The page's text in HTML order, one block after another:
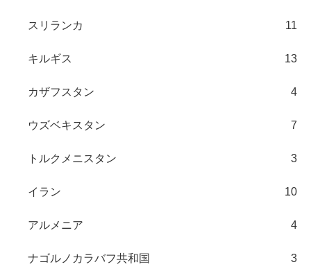
スリランカ 11
キルギス 13
カザフスタン 4
ウズベキスタン 7
トルクメニスタン 3
イラン 10
アルメニア 4
ナゴルノカラバフ共和国 3